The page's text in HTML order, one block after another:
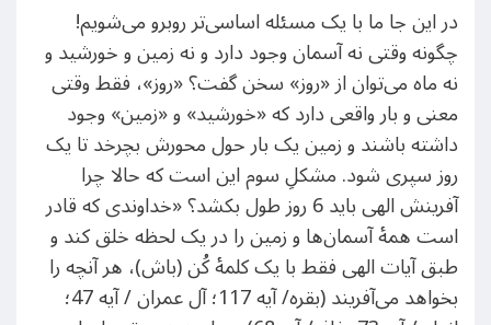
در این جا ما با یک مسئله اساسی‌تر روبرو می‌شویم!
چگونه وقتی نه آسمان وجود دارد و نه زمین و خورشید و
نه ماه می‌توان از «روز» سخن گفت؟ «روز»، فقط وقتی
معنی و بار واقعی دارد که «خورشید» و «زمین» وجود
داشته باشند و زمین یک بار حول محورش بچرخد تا یک
روز سپری شود. مشکلِ سوم این است که حالا چرا
آفرینش الهی باید 6 روز طول بکشد؟ «خداوندی که قادر
است همۀ آسمان‌ها و زمین را در یک لحظه خلق کند و
طبق آیات الهی فقط با یک کلمۀ کُن (باش)، هر آنچه را
بخواهد می‌آفریند (بقره/ آیه 117؛ آل عمران / آیه 47؛